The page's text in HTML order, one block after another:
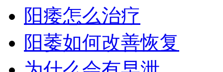
阳痿怎么治疗
阳萎如何改善恢复